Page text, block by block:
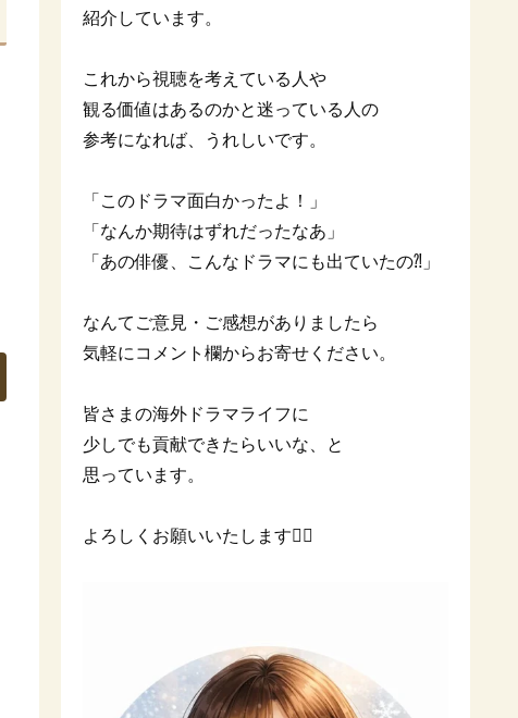
紹介しています。
これから視聴を考えている人や
観る価値はあるのかと迷っている人の
参考になれば、うれしいです。
「このドラマ面白かったよ！」
「なんか期待はずれだったなあ」
「あの俳優、こんなドラマにも出ていたの⁈」
なんてご意見・ご感想がありましたら
気軽にコメント欄からお寄せください。
皆さまの海外ドラマライフに
少しでも貢献できたらいいな、と
思っています。
よろしくお願いいたします🙇‍♀️